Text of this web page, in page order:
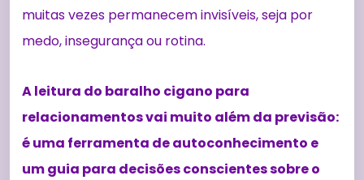
muitas vezes permanecem invisíveis, seja por
medo, insegurança ou rotina.
A leitura do baralho cigano para
relacionamentos vai muito além da previsão:
é uma ferramenta de autoconhecimento e
um guia para decisões conscientes sobre o